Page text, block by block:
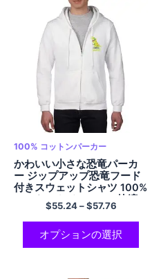
100% コットンパーカー
かわいい小さな恐竜パーカ
ー ジップアップ恐竜フード
付きスウェットシャツ 100%
コットンカジュアルで快適
な大人の恐竜パーカー特大
パーカーマルチカラー
$55.24–$57.76
オプションの選択